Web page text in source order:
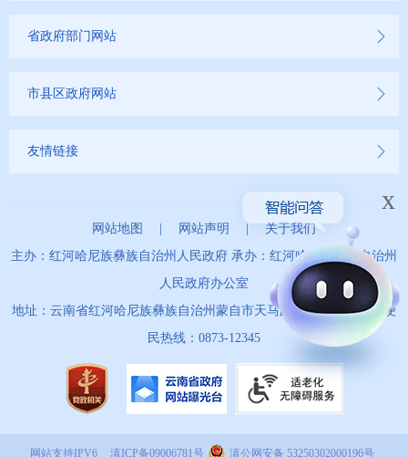
省政府部门网站
市县区政府网站
友情链接
网站地图 网站声明
关于我们
主办：红河哈尼族彝族自治州人民政府 承办：红河哈尼族彝族自治州
人民政府办公室
地址：云南省红河哈尼族彝族自治州蒙自市天马路67号 政务服务便
民热线：0873-12345
x
网站支持IPV6 滇ICP备09006781号 滇公网安备 53250302000196号